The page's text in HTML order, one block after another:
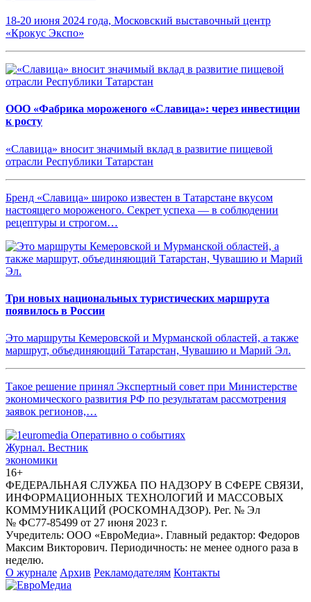
18-20 июня 2024 года, Московский выставочный центр
«Крокус Экспо»
ООО «Фабрика мороженого «Славица»: через инвестиции
к росту
«Славица» вносит значимый вклад в развитие пищевой
отрасли Республики Татарстан
Бренд «Славица» широко известен в Татарстане вкусом
настоящего мороженого. Секрет успеха — в соблюдении
рецептуры и строгом…
Три новых национальных туристических маршрута
появилось в России
Это маршруты Кемеровской и Мурманской областей, а также
маршрут, объединяющий Татарстан, Чувашию и Марий Эл.
Такое решение принял Экспертный совет при Министерстве
экономического развития РФ по результатам рассмотрения
заявок регионов,…
Журнал. Вестник
экономики
16+
ФЕДЕРАЛЬНАЯ СЛУЖБА ПО НАДЗОРУ В СФЕРЕ СВЯЗИ,
ИНФОРМАЦИОННЫХ ТЕХНОЛОГИЙ И МАССОВЫХ
КОММУНИКАЦИЙ (РОСКОМНАДЗОР). Рег. № Эл
№ ФС77-85499 от 27 июня 2023 г.
Учредитель: ООО «ЕвроМедиа». Главный редактор: Федоров
Максим Викторович. Периодичность: не менее одного раза в
неделю.
О журнале Архив Рекламодателям Контакты